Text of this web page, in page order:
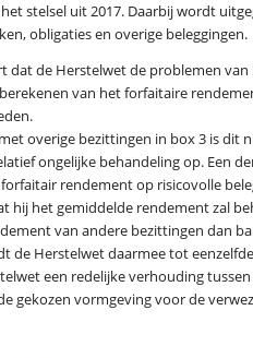
stelsel uit 2017. Daarbij wordt
obligaties en overige beleggingen.
dat de Herstelwet de problemen
van het forfaitaire
overige bezittingen in box 3 is dit
ongelijke behandeling op. Een
rendement op risicovolle
hij het gemiddelde rendement zal
van andere bezittingen dan
de Herstelwet daarmee tot
een redelijke verhouding
gekozen vormgeving voor de